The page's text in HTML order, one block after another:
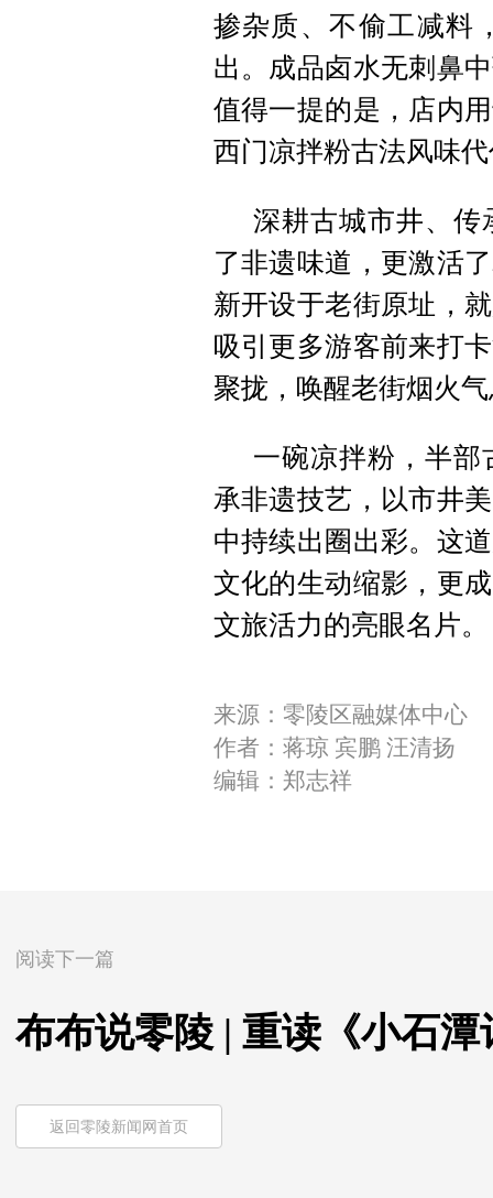
掺杂质、不偷工减料
出。成品卤水无刺鼻
值得一提的是，店内
西门凉拌粉古法风味
深耕古城市井、传
了非遗味道，更激活
新开设于老街原址，
吸引更多游客前来打
聚拢，唤醒老街烟火
一碗凉拌粉，半
承非遗技艺，以市井
中持续出圈出彩。这
文化的生动缩影，更
文旅活力的亮眼名片。
来源：零陵区融媒体中心
作者：蒋琼 宾鹏 汪清扬
编辑：郑志祥
阅读下一篇
布布说零陵 | 重读《小石潭
返回零陵新闻网首页